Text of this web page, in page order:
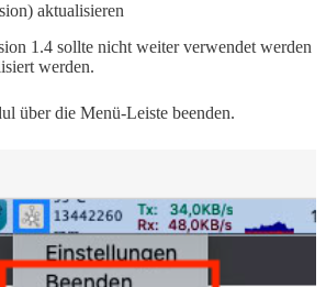
aktualisieren
1.4 sollte nicht weiter verwendet werden
werden.
über die Menü-Leiste beenden.